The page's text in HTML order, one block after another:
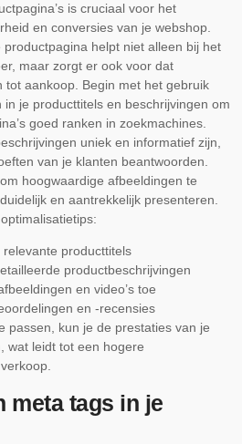
is cruciaal voor het
en conversies van je webshop.
helpt niet alleen bij het
maar zorgt er ook voor dat
tot aankoop. Begin met het gebruik
je producttitels en beschrijvingen om
goed ranken in zoekmachines.
uniek en informatief zijn,
van je klanten beantwoorden.
hoogwaardige afbeeldingen te
en aantrekkelijk presenteren.
producttitels
productbeschrijvingen
en video’s toe
en -recensies
passen, kun je de prestaties van je
wat leidt tot een hogere
meta tags in je